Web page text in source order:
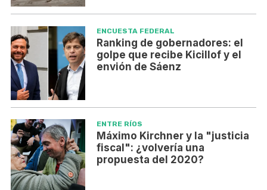
ENCUESTA FEDERAL
Ranking de gobernadores: el
golpe que recibe Kicillof y el
envión de Sáenz
ENTRE RÍOS
Máximo Kirchner y la "justicia
fiscal": ¿volvería una
propuesta del 2020?